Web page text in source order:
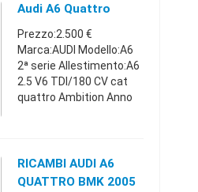
Cambio:Automatico
immatricolazione:2013
Km:70.000 - 74.9 ...
Audi A6 Quattro
Prezzo:2.500 €
Marca:AUDI Modello:A6
2ª serie Allestimento:A6
2.5 V6 TDI/180 CV cat
quattro Ambition Anno
Vendo Audi a6 quattro
del 2002 A ...
RICAMBI AUDI A6
QUATTRO BMK 2005